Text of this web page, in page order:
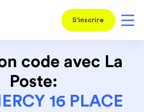
S'inscrire
code avec La
Poste:
16 PLACE